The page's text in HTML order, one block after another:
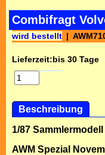
Combifragt
wird bestellt
Lieferzeit:bis 30 Tage
Beschreibung
1/87 Sammlermodell
AWM Spezial